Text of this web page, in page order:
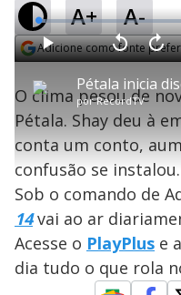
A+ A-
Adicione como fonte
porRecordTV
P V
a
r
1
0
e
g
n
d
o
s
A
n
1
s
e
u
n
o
s
M
u
L
o
a
d
e
:
2
.
5
4
%
O clima pesou de
Pétala. Shay deu à
conta um conto,
confusão se instalou.
Sob o comando de
14vai ao ar
Acesse o PlayPlus e
dia tudo o que rola